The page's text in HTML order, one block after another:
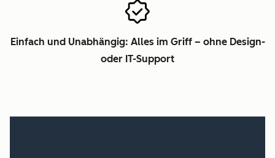
Einfach und Unabhängig: Alles im Griff – ohne Design-
oder IT-Support